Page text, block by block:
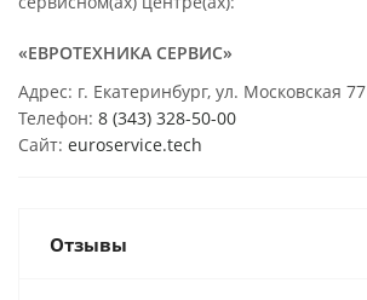
«ЕВРОТЕХНИКА СЕРВИС»
Адрес: г. Екатеринбург, ул. Московская 77
Телефон: 8 (343) 328-50-00
Сайт: euroservice.tech
Отзывы